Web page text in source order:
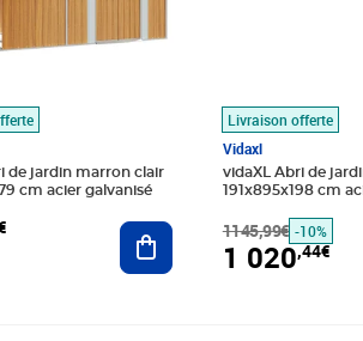
de jardin marron clair
cm acier galvanisé
Ajouter au panier
Livraison offerte
Vidaxl
vidaXL Abri de
191x895x198 cm
1145,99€ -10%
1 020,44€